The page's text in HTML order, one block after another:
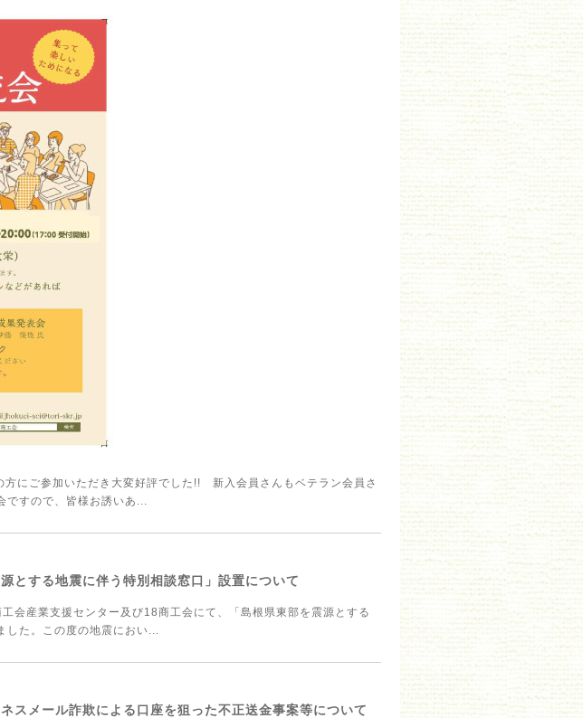
方にご参加いただき大変好評でした!! 新入会員さんもベテラン会員さ
ですので、皆様お誘いあ...
とする地震に伴う特別相談窓口」設置について
会産業支援センター及び18商工会にて、「島根県東部を震源とする
した。この度の地震におい...
スメール詐欺による口座を狙った不正送金事案等について